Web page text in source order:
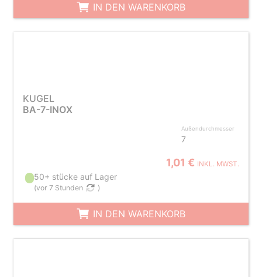
IN DEN WARENKORB
KUGEL
BA-7-INOX
Außendurchmesser
7
1,01 € INKL. MWST.
50+ stücke auf Lager
(vor 7 Stunden )
IN DEN WARENKORB